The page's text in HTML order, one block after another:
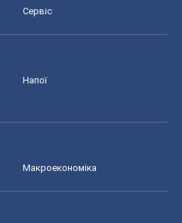
Сервіс
Напої
Макроекономіка